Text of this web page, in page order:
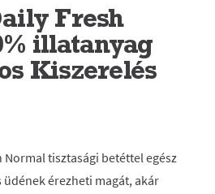
Fresh
illatanyag
Kiszerelés
Normal tisztasági betéttel egész
érezheti magát, akár